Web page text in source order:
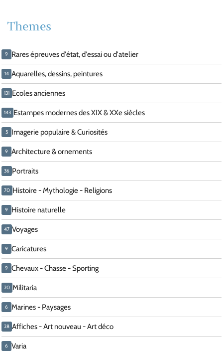
Themes
9 Rares épreuves d'état, d'essai ou d'atelier
14 Aquarelles, dessins, peintures
131 Ecoles anciennes
143 Estampes modernes des XIX & XXe siècles
5 Imagerie populaire & Curiosités
9 Architecture & ornements
36 Portraits
70 Histoire - Mythologie - Religions
9 Histoire naturelle
47 Voyages
9 Caricatures
9 Chevaux - Chasse - Sporting
20 Militaria
6 Marines - Paysages
28 Affiches - Art nouveau - Art déco
6 Varia